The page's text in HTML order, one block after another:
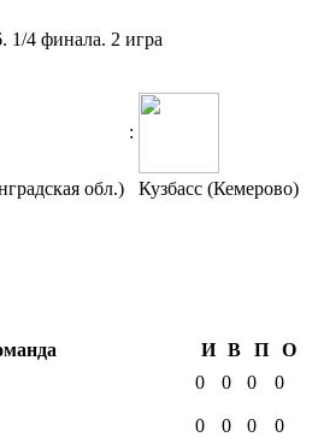
1/4 финала. 2 игра
:
обл.) Кузбасс (Кемерово)
И В П
О
0 0 0 0
0 0 0 0